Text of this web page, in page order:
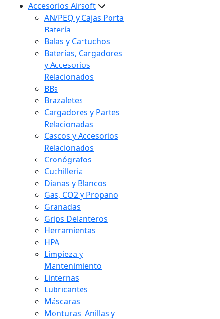
Accesorios Airsoft
AN/PEQ y Cajas Porta
Batería
Balas y Cartuchos
Baterías, Cargadores
y Accesorios
Relacionados
BBs
Brazaletes
Cargadores y Partes
Relacionadas
Cascos y Accesorios
Relacionados
Cronógrafos
Cuchilleria
Dianas y Blancos
Gas, CO2 y Propano
Granadas
Grips Delanteros
Herramientas
HPA
Limpieza y
Mantenimiento
Linternas
Lubricantes
Máscaras
Monturas, Anillas y